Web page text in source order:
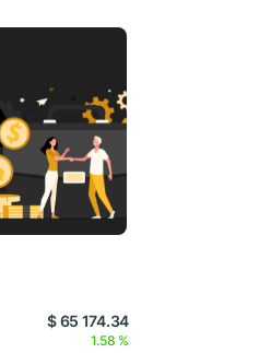
$ 65 174.34
1.58 %